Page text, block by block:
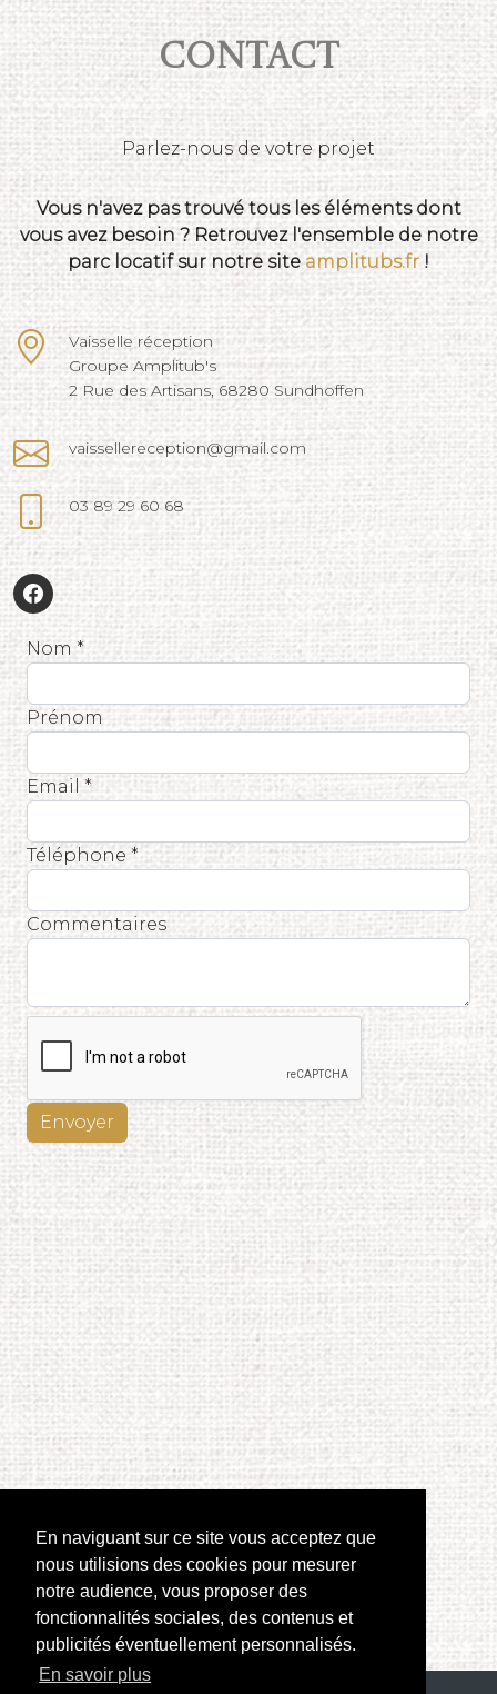
En naviguant sur ce site vous acceptez que
nous utilisions des cookies pour mesurer
notre audience, vous proposer des
fonctionnalités sociales, des contenus et
publicités éventuellement personnalisés.
En savoir plus
Contact
Parlez-nous de votre projet
Vous n'avez pas trouvé tous les éléments dont
vous avez besoin ? Retrouvez l'ensemble de notre
parc locatif sur notre site amplitubs.fr !
Vaisselle réception
Groupe Amplitub's
2 Rue des Artisans, 68280 Sundhoffen
vaissellereception@gmail.com
03 89 29 60 68
Nom *
Prénom
Email *
Téléphone *
Commentaires
Envoyer